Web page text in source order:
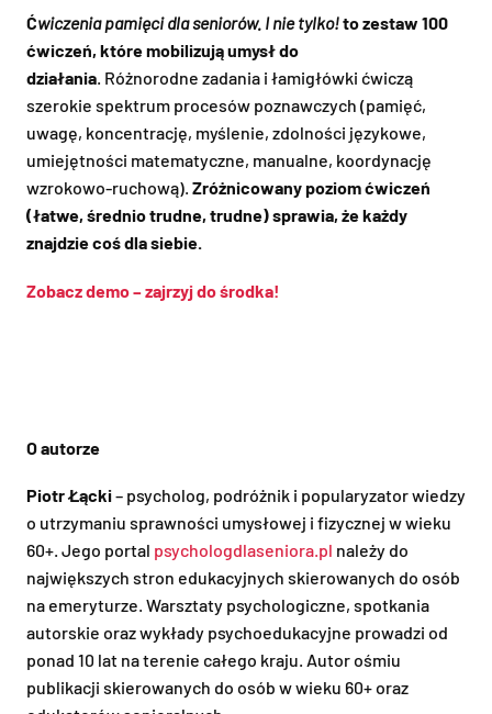
Ćwiczenia pamięci dla seniorów. I nie tylko!to zestaw 100
ćwiczeń, które mobilizują umysł do
działania. Różnorodne zadania i łamigłówki ćwiczą
szerokie spektrum procesów poznawczych (pamięć,
uwagę, koncentrację, myślenie, zdolności językowe,
umiejętności matematyczne, manualne, koordynację
wzrokowo-ruchową). Zróżnicowany poziom ćwiczeń
(łatwe, średnio trudne, trudne) sprawia, że każdy
znajdzie coś dla siebie.
Zobacz demo – zajrzyj do środka!
O autorze
Piotr Łącki– psycholog, podróżnik i popularyzator wiedzy
o utrzymaniu sprawności umysłowej i fizycznej w wieku
60+. Jego portal psychologdlaseniora.pl należy do
największych stron edukacyjnych skierowanych do osób
na emeryturze. Warsztaty psychologiczne, spotkania
autorskie oraz wykłady psychoedukacyjne prowadzi od
ponad 10 lat na terenie całego kraju. Autor ośmiu
publikacji skierowanych do osób w wieku 60+ oraz